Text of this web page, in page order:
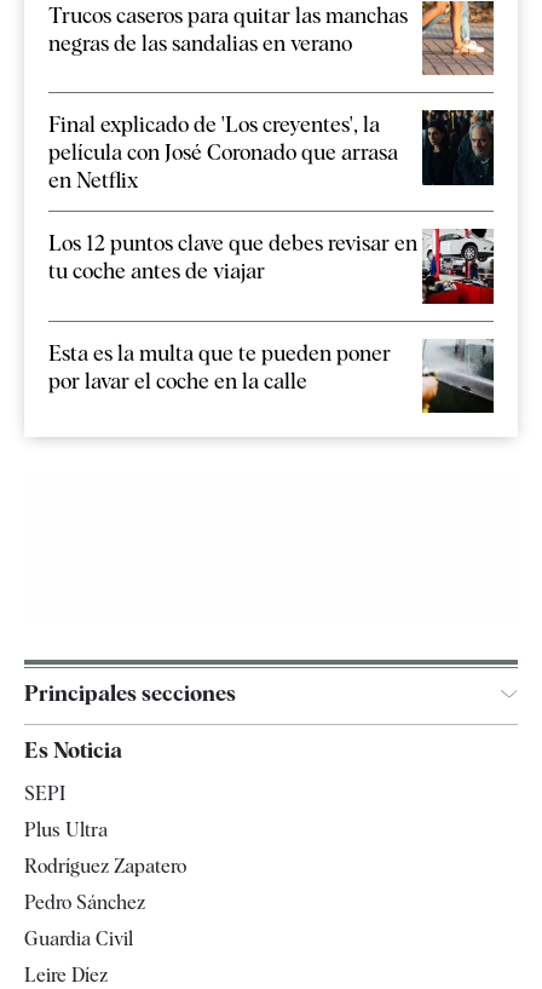
Trucos caseros para quitar las manchas
negras de las sandalias en verano
Final explicado de 'Los creyentes', la
película con José Coronado que arrasa
en Netflix
Los 12 puntos clave que debes revisar en
tu coche antes de viajar
Esta es la multa que te pueden poner
por lavar el coche en la calle
Principales secciones
España
Televisión
Es Noticia
SEPI
Plus Ultra
Rodríguez Zapatero
Pedro Sánchez
Guardia Civil
Leire Díez